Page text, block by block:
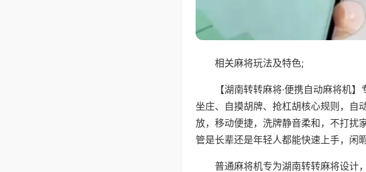
相关麻将玩法及特色;
【湖南转转麻将·便携自动麻将机
坐庄、自摸胡牌、抢杠胡核心规则，自
放，移动便捷，洗牌静音柔和，不打扰
管是长辈还是年轻人都能快速上手，闲
普通麻将机专为湖南转转麻将设计